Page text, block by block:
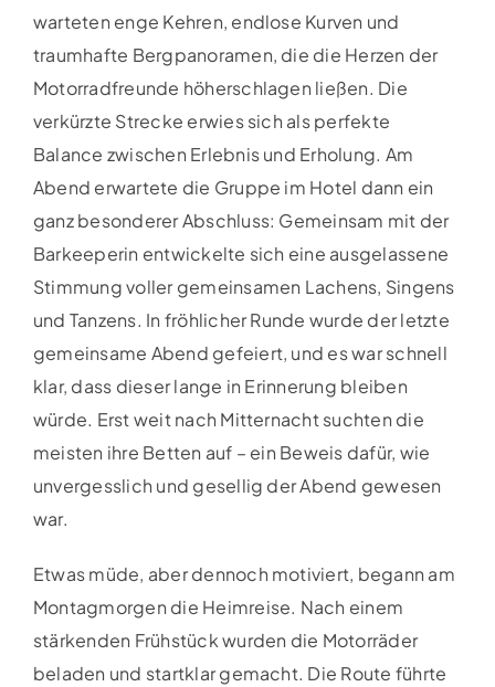
warteten enge Kehren, endlose Kurven und
traumhafte Bergpanoramen, die die Herzen der
Motorradfreunde höherschlagen ließen. Die
verkürzte Strecke erwies sich als perfekte
Balance zwischen Erlebnis und Erholung. Am
Abend erwartete die Gruppe im Hotel dann ein
ganz besonderer Abschluss: Gemeinsam mit der
Barkeeperin entwickelte sich eine ausgelassene
Stimmung voller gemeinsamen Lachens, Singens
und Tanzens. In fröhlicher Runde wurde der letzte
gemeinsame Abend gefeiert, und es war schnell
klar, dass dieser lange in Erinnerung bleiben
würde. Erst weit nach Mitternacht suchten die
meisten ihre Betten auf – ein Beweis dafür, wie
unvergesslich und gesellig der Abend gewesen
war.
Etwas müde, aber dennoch motiviert, begann am
Montagmorgen die Heimreise. Nach einem
stärkenden Frühstück wurden die Motorräder
beladen und startklar gemacht. Die Route führte